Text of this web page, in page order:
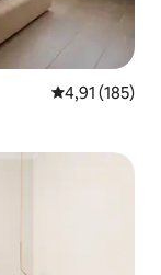
4,91 av 5 i
4,91 (185)